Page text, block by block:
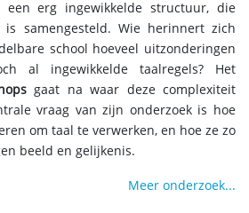
erg ingewikkelde structuur, die
is samengesteld. Wie herinnert zich
school hoeveel uitzonderingen
al ingewikkelde taalregels? Het
gaat na waar deze complexiteit
vraag van zijn onderzoek is hoe
om taal te verwerken, en hoe ze zo
beeld en gelijkenis.
Meer onderzoek...